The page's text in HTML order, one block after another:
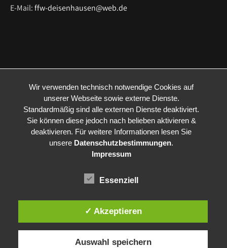
E-Mail:ffw-deisenhausen@web.de
Wir verwenden technisch notwendige Cookies auf
unserer Webseite sowie externe Dienste.
Standardmäßig sind alle externen Dienste deaktiviert.
Sie können diese jedoch nach belieben aktivieren &
deaktivieren. Für weitere Informationen lesen Sie
unsere Datenschutzbestimmungen.
Impressum
Essenziell
✓ Akzeptieren
Auswahl speichern